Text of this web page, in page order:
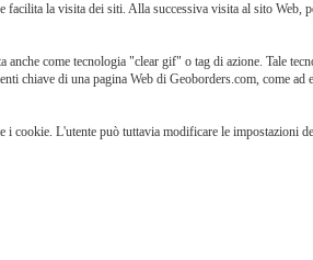
la visita dei siti. Alla successiva visita al sito Web,
come tecnologia "clear gif" o tag di azione. Tale
chiave di una pagina Web di Geoborders.com, come
cookie. L'utente può tuttavia modificare le